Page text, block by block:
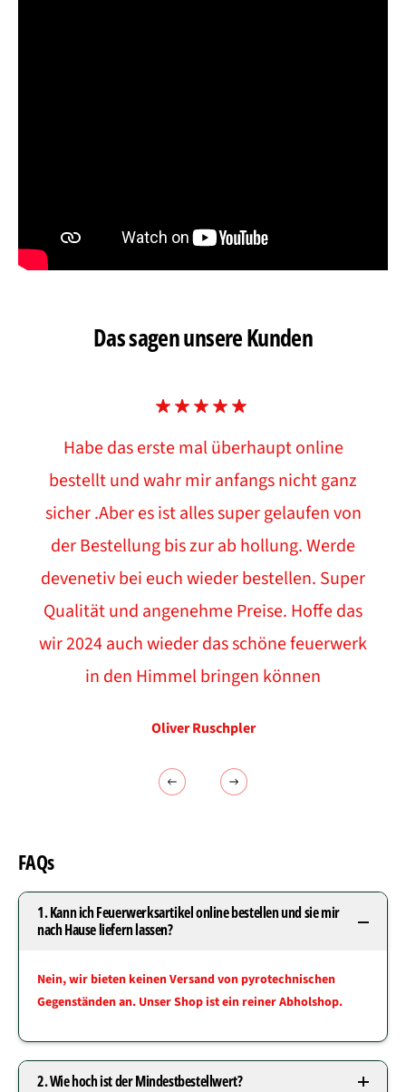
Das sagen unsere Kunden
Habe das erste mal überhaupt online
bestellt und wahr mir anfangs nicht ganz
sicher .Aber es ist alles super gelaufen von
der Bestellung bis zur ab hollung. Werde
devenetiv bei euch wieder bestellen. Super
Qualität und angenehme Preise. Hoffe das
wir 2024 auch wieder das schöne feuerwerk
in den Himmel bringen können
Oliver Ruschpler
FAQs
1. Kann ich Feuerwerksartikel online bestellen und sie mir
nach Hause liefern lassen?
Nein, wir bieten keinen Versand von pyrotechnischen
Gegenständen an. Unser Shop ist ein reiner Abholshop.
2. Wie hoch ist der Mindestbestellwert?